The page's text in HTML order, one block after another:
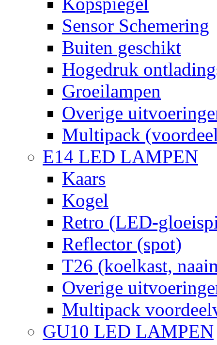
Sensor Schemering
Buiten geschikt
Hogedruk
Groeilampen
Overige
Multipack
E14 LED LAMPEN
Kaars
Kogel
Retro (LED-
Reflector (spot)
T26 (koelkast,
Overige
Multipack
GU10 LED LAMPEN